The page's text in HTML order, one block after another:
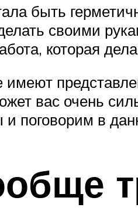
быть
своими
которая
вас очень
поговорим в